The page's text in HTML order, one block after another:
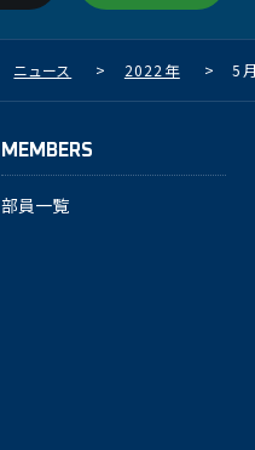
ニュース > 2022年 > 5
MEMBERS
部員一覧